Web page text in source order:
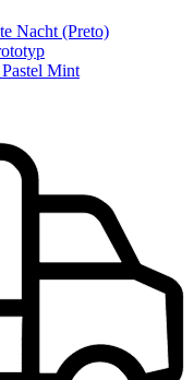
Nacht (Preto)
Mint